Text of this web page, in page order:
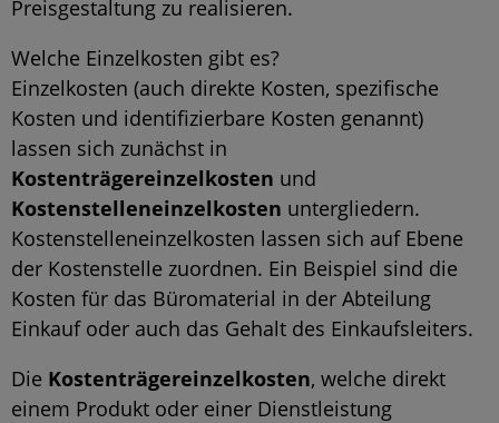
Preisgestaltung zu realisieren.
Welche Einzelkosten gibt es?
Einzelkosten (auch direkte Kosten, spezifische
Kosten und identifizierbare Kosten genannt)
lassen sich zunächst in
Kostenträgereinzelkosten und
Kostenstelleneinzelkosten untergliedern.
Kostenstelleneinzelkosten lassen sich auf Ebene
der Kostenstelle zuordnen. Ein Beispiel sind die
Kosten für das Büromaterial in der Abteilung
Einkauf oder auch das Gehalt des Einkaufsleiters.
Die Kostenträgereinzelkosten, welche direkt
einem Produkt oder einer Dienstleistung